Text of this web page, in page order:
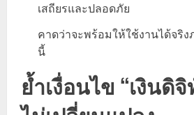
เสถียรและปลอดภัย
คาดว่าจะพร้อมให้ใช้งานได้จริ
นี้
ย้ำเงื่อนไข “เงินดิ